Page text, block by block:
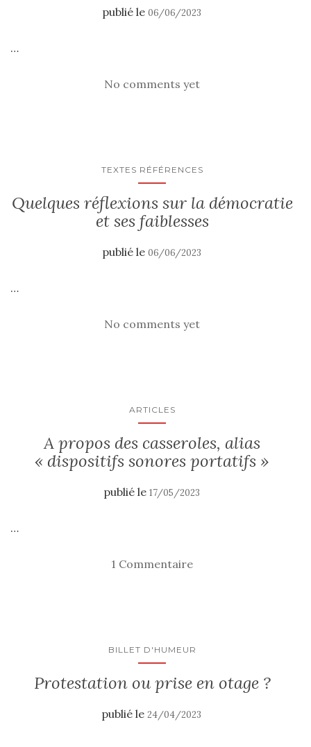
publié le 06/06/2023
…
No comments yet
TEXTES RÉFÉRENCES
Quelques réflexions sur la démocratie
et ses faiblesses
publié le 06/06/2023
…
No comments yet
ARTICLES
A propos des casseroles, alias
« dispositifs sonores portatifs »
publié le 17/05/2023
…
1 Commentaire
BILLET D'HUMEUR
Protestation ou prise en otage ?
publié le 24/04/2023